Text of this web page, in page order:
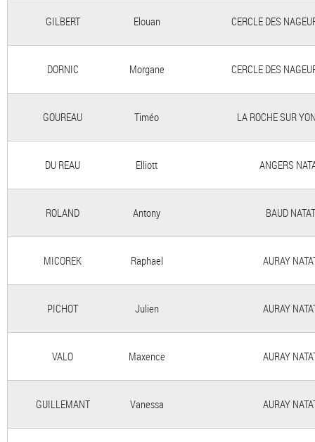
GILBERT Elouan CERCLE DES
DORNIC Morgane CERCLE DES
GOUREAU Timéo LA ROCHE SUR
DU REAU Elliott ANGERS
ROLAND Antony BAUD
MICOREK Raphael AURAY
PICHOT Julien AURAY
VALO Maxence AURAY
GUILLEMANT Vanessa AURAY